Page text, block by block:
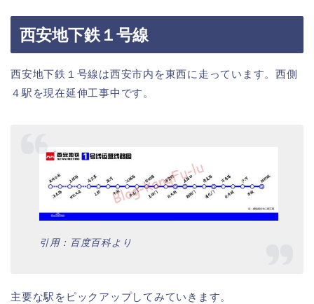
西安地下鉄１号線
西安地下鉄１号線は西安市内を東西に走っています。西側
４駅を現在延伸工事中です。
引用：百度百科より
主要な駅をピックアップしてみていきます。